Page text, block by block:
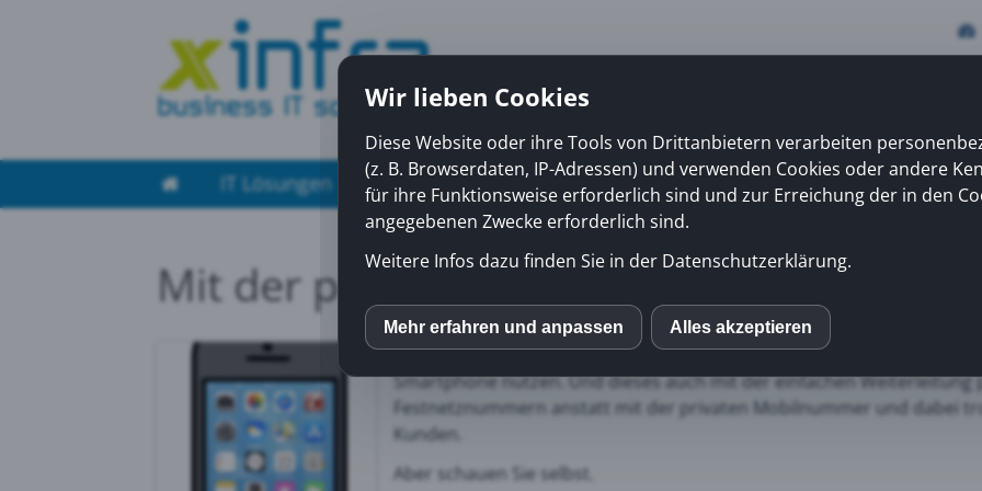
IT Lösungen Managed Services Erfolge News Kiosk Über uns
Mit der peoplefone APP einfach
Alle Kunden vonpeoplefone HOSTEDkönnen die peoplefone APP für
herunterladen und die Business Funktionen wie Kurzwahlen,
Smartphone nutzen. Und dieses auch mit der einfachen Weiterleitung
Festnetznummern anstatt mit der privaten Mobilnummer und dabei
Kunden.
Aber schauen Sie selbst.
Wir lieben Cookies
Diese Website oder ihre Tools von Drittanbietern verarbeiten
(z. B. Browserdaten, IP-Adressen) und verwenden Cookies oder andere
für ihre Funktionsweise erforderlich sind und zur Erreichung der in den
angegebenen Zwecke erforderlich sind.
Weitere Infos dazu finden Sie in der Datenschutzerklärung.
inCMS
Matomo (Piwik)
Youtube
Mehr erfahren und anpassen Alles akzeptieren